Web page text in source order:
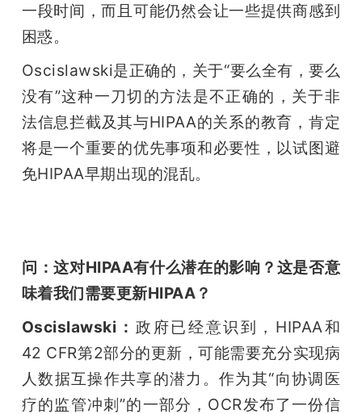
一段时间，而且可能仍然会让一些提供商感到
困惑。
Oscislawski是正确的，关于“要么全有，要么
没有”这种一刀切的方法是不正确的，关于非
法信息拦截及其与HIPAA的关系的教育，肯定
将是一个重要的优先事项和必要性，以试图避
免HIPAA早期出现的混乱。
问：这对HIPAA有什么潜在的影响？这是否意
味着我们需要更新HIPAA？
Oscislawski：政府已经意识到，HIPAA和
42 CFR第2部分的更新，可能需要充分实现病
人数据互操作共享的潜力。作为其“向协调医
疗的监管冲刺”的一部分，OCR发布了一份信